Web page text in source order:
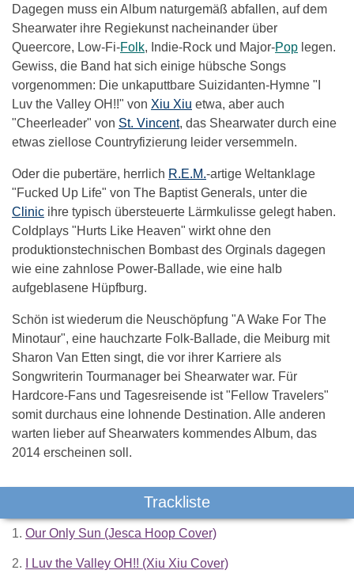
Dagegen muss ein Album naturgemäß abfallen, auf dem
Shearwater ihre Regiekunst nacheinander über
Queercore, Low-Fi-Folk, Indie-Rock und Major-Pop legen.
Gewiss, die Band hat sich einige hübsche Songs
vorgenommen: Die unkaputtbare Suizidanten-Hymne "I
Luv the Valley OH!!" von Xiu Xiu etwa, aber auch
"Cheerleader" von St. Vincent, das Shearwater durch eine
etwas ziellose Countryfizierung leider versemmeln.
Oder die pubertäre, herrlich R.E.M.-artige Weltanklage
"Fucked Up Life" von The Baptist Generals, unter die
Clinic ihre typisch übersteuerte Lärmkulisse gelegt haben.
Coldplays "Hurts Like Heaven" wirkt ohne den
produktionstechnischen Bombast des Orginals dagegen
wie eine zahnlose Power-Ballade, wie eine halb
aufgeblasene Hüpfburg.
Schön ist wiederum die Neuschöpfung "A Wake For The
Minotaur", eine hauchzarte Folk-Ballade, die Meiburg mit
Sharon Van Etten singt, die vor ihrer Karriere als
Songwriterin Tourmanager bei Shearwater war. Für
Hardcore-Fans und Tagesreisende ist "Fellow Travelers"
somit durchaus eine lohnende Destination. Alle anderen
warten lieber auf Shearwaters kommendes Album, das
2014 erscheinen soll.
Trackliste
1. Our Only Sun (Jesca Hoop Cover)
2. I Luv the Valley OH!! (Xiu Xiu Cover)